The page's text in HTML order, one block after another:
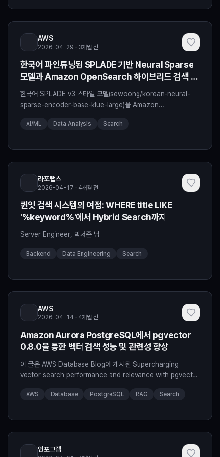
(Entity)와 관계(Relation) 중심으로 연결하여, 질문과 직접적인 단
AWS
2026-04-29 · 3개월 전
한국어 파인튜닝된 SPLADE 기반 Neural Sparse
모델과 Amazon OpenSearch 하이브리드 검색 벤
한국어 SPLADE v3 스타일 모델(sewoong/korean-neural-
sparse-encoder-base-klue-large)을 Amazon
V2 / 각 하이브리드 조합을 MIRACL-ko로 비교했습니다. 코드와
지 판단할 수 있도록 정리했습니다. 검색의 출발점: TF-ID
AI/ML Data Analysis Search
라포랩스
2026-04-17 · 4개월 전
퀸잇 검색 시스템의 여정: WHERE title LIKE
'%keyword%'에서 Hybrid Search까지
Server Engineer, 박서준 님
Backend Data Engineering Search
AWS
2026-04-14 · 4개월 전
Amazon Aurora PostgreSQL에서 pgvector
0.8.0을 통한 벡터 검색 성능 및 관련성 향상
이 글은 AWS Database Blog에 게시된 Supercharging
vector search performance and relevance with pgvector
을 한국어 번역 및 편집하였습니다. 효율적인 벡터 유사성 검색은 시
핵심 구성 요소가 되었습니다. Amazon Aur
AWS Database PostgreSQL RAG Search
인포그랩